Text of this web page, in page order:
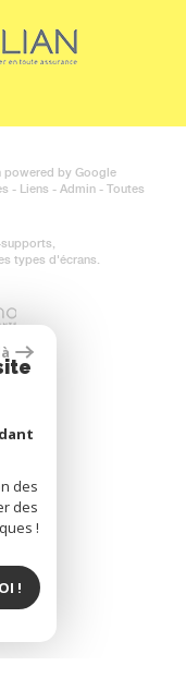
powered by Google
- Liens - Admin - Toutes
types d'écrans.
des
des
!
!